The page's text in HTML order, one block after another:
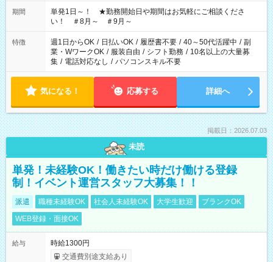
期間
単発1日～！ ★勤務開始日や期間はお気軽にご相談くださ
い！ ＃8月～ ＃9月～
特徴 週1日からOK / 日払いOK / 履歴書不要 / 40～50代活躍中 / 副
業・WワークOK / 服装自由 / シフト勤務 / 10名以上の大量募
集 / 電話対応なし / パソコンスキル不要
気になる！ 応募する 詳細へ
掲載日：2026.07.03
未読
単発！未経験OK！働きたい時だけ働ける登録
制！イベント運営スタッフ大募集！！
派遣 職種未経験OK 社会人未経験OK 大学生歓迎
ブランクOK
WEB登録・面接OK
給与
時給1300円
交通費別途支給あり